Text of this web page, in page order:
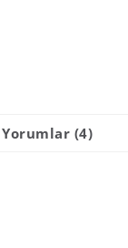
Yorumlar (4)